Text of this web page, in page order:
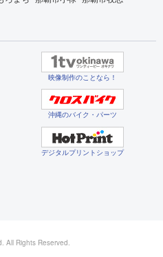
映像制作のことなら！
沖縄のバイク・パーツ
デジタルプリントショップ
All Rights Reserved.